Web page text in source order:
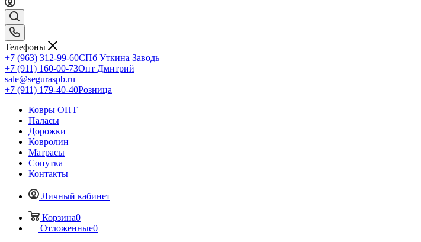
Телефоны
+7 (963) 312-99-60СПб Уткина Заводь
+7 (911) 160-00-73Опт Дмитрий
sale@seguraspb.ru
+7 (911) 179-40-40Розница
Ковры ОПТ
Паласы
Дорожки
Ковролин
Матрасы
Сопутка
Контакты
Личный кабинет
Корзина0
Отложенные0